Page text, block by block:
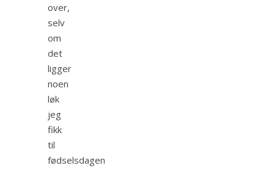
over,
selv
om
det
ligger
noen
løk
jeg
fikk
til
fødselsdagen